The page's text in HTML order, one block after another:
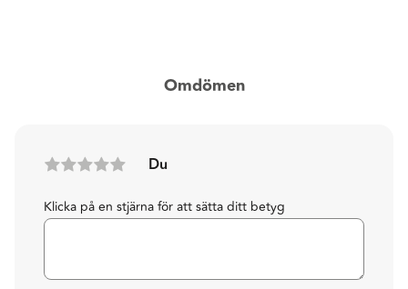
Omdömen
Du
Klicka på en stjärna för att sätta ditt betyg